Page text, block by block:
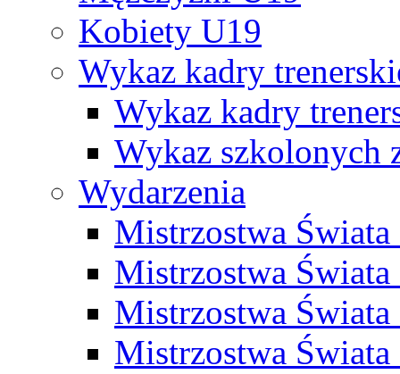
Kobiety U19
Wykaz kadry
Wykaz kadry
Wykaz szkolonych
Wydarzenia
Mistrzostwa
Mistrzostwa
Mistrzostwa
Mistrzostwa